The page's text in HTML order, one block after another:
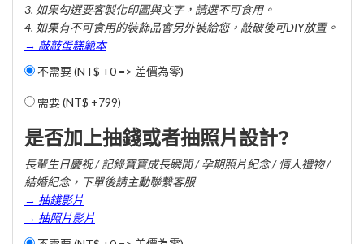
3. 如果勾選要客製化印圖與文字，請選不可食用。
4. 如果有不可食用的裝飾品會另外裝給您，敲破後可DIY放置。
→ 敲敲蛋糕範本
不需要 (NT$ +0 => 差價為零)
需要 (NT$ +799)
是否加上抽錢或者抽照片設計?
長輩生日慶祝 / 記錄寶寶成長瞬間 / 孕期照片紀念 / 情人禮物 /
結婚紀念，下單後請主動聯繫客服
→ 抽錢影片
→ 抽照片影片